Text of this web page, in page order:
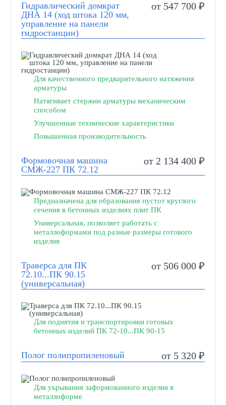
Гидравлический домкрат
ДНА 14 (ход штока 120 мм,
управление на панели
гидростанции)
от 547 700 ₽
Для качественного предварительного натяжения
арматуры
Натягивает стержни арматуры механическим
способом
Улучшенные технические характеристики
Повышенная производительность
Формовочная машина
СМЖ-227 ПК 72.12
от 2 134 400 ₽
Предназначена для образования пустот круглого
сечения в бетонных изделиях плит ПК
Универсальная, позволяет работать с
металлоформами под разные размеры готового
изделия
Траверса для ПК
72.10...ПК 90.15
(универсальная)
от 506 000 ₽
Для поднятия и транспортировки готовых
бетонных изделий ПК 72-10...ПК 90-15​​​​​​
Полог полипропиленовый от 5 320 ₽
Для укрывания заформованного изделия в
металлоформе